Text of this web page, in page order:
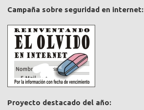
Campaña sobre seguridad en internet:
Proyecto destacado del año: